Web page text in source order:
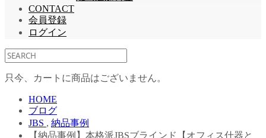
CONTACT
会員登録
ログイン
只今、カートに商品はございません。
HOME
ブログ
JBS , 納品事例
【納品事例】本格派JBSブラインド【オフィス什器と